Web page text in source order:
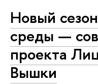
Новый
среды —
проекта
Вышки